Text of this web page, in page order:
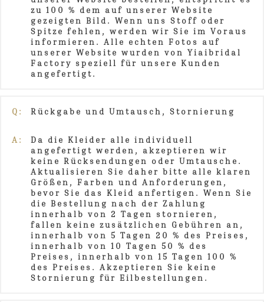
zu 100 % dem auf unserer Website
gezeigten Bild. Wenn uns Stoff oder
Spitze fehlen, werden wir Sie im Voraus
informieren. Alle echten Fotos auf
unserer Website wurden von Yiaibridal
Factory speziell für unsere Kunden
angefertigt.
Q: Rückgabe und Umtausch, Stornierung
A:
Da die Kleider alle individuell
angefertigt werden, akzeptieren wir
keine Rücksendungen oder Umtausche.
Aktualisieren Sie daher bitte alle klaren
Größen, Farben und Anforderungen,
bevor Sie das Kleid anfertigen. Wenn Sie
die Bestellung nach der Zahlung
innerhalb von 2 Tagen stornieren,
fallen keine zusätzlichen Gebühren an,
innerhalb von 5 Tagen 20 % des Preises,
innerhalb von 10 Tagen 50 % des
Preises, innerhalb von 15 Tagen 100 %
des Preises. Akzeptieren Sie keine
Stornierung für Eilbestellungen.